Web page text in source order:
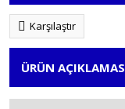
Karşılaştır
ÜRÜN